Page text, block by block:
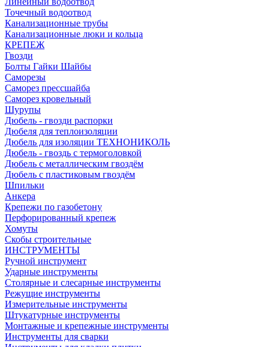
Точечный водоотвод
Канализационные трубы
Канализационные люки и кольца
КРЕПЕЖ
Гвозди
Болты Гайки Шайбы
Саморезы
Саморез прессшайба
Саморез кровельный
Шурупы
Дюбель - гвозди распорки
Дюбеля для теплоизоляции
Дюбель для изоляции ТЕХНОНИКОЛЬ
Дюбель - гвоздь с термоголовкой
Дюбель с металлическим гвоздём
Дюбель с пластиковым гвоздём
Шпильки
Анкера
Крепежи по газобетону
Перфорированный крепеж
Хомуты
Скобы строительные
ИНСТРУМЕНТЫ
Ручной инструмент
Ударные инструменты
Столярные и слесарные инструменты
Режущие инструменты
Измерительные инструменты
Штукатурные инструменты
Монтажные и крепежные инструменты
Инструменты для сварки